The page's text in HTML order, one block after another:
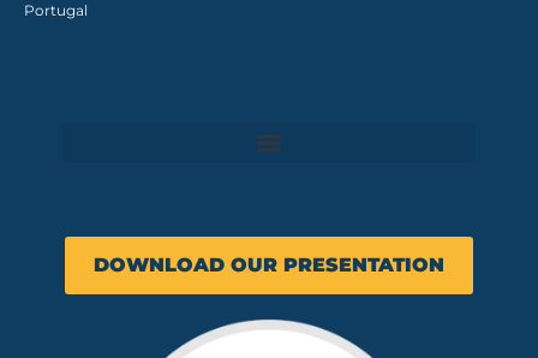
Portugal
DOWNLOAD OUR PRESENTATION